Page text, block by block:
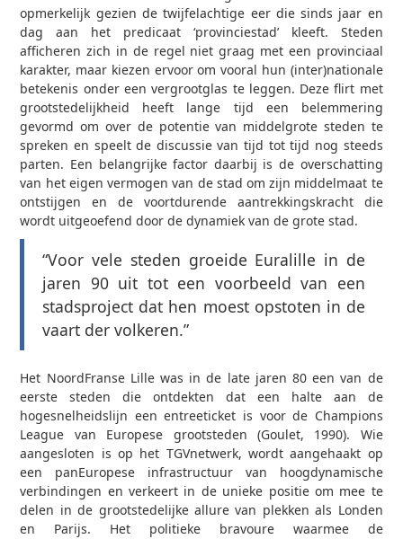
opmerkelijk gezien de twijfelachtige eer die sinds jaar en
dag aan het predicaat ‘provinciestad’ kleeft. Steden
afficheren zich in de regel niet graag met een provinciaal
karakter, maar kiezen ervoor om vooral hun (inter)nationale
betekenis onder een vergrootglas te leggen. Deze flirt met
grootstedelijkheid heeft lange tijd een belemmering
gevormd om over de potentie van middelgrote steden te
spreken en speelt de discussie van tijd tot tijd nog steeds
parten. Een belangrijke factor daarbij is de overschatting
van het eigen vermogen van de stad om zijn middelmaat te
ontstijgen en de voortdurende aantrekkingskracht die
wordt uitgeoefend door de dynamiek van de grote stad.
“Voor vele steden groeide Euralille in de
jaren 90 uit tot een voorbeeld van een
stadsproject dat hen moest opstoten in de
vaart der volkeren.”
Het Noord­Franse Lille was in de late jaren 80 een van de
eerste steden die ontdekten dat een halte aan de
hogesnelheidslijn een entreeticket is voor de Champions
League van Europese grootsteden (Goulet, 1990). Wie
aangesloten is op het TGV­netwerk, wordt aangehaakt op
een pan­Europese infrastructuur van hoogdynamische
verbindingen en verkeert in de unieke positie om mee te
delen in de grootstedelijke allure van plekken als Londen
en Parijs. Het politieke bravoure waarmee de